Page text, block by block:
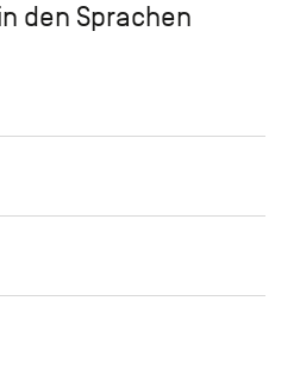
den Sprachen